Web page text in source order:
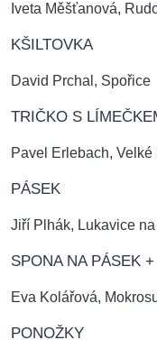
Iveta Měšťanová,
KŠILTOVKA
David Prchal, Spořice
TRIČKO S
Pavel Erlebach, Velké
PÁSEK
Jiří Plhák, Lukavice
SPONA NA PÁSEK
Eva Kolářová,
PONOŽKY